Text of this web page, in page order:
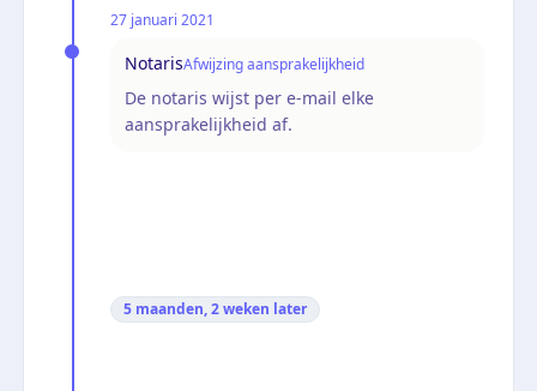
27 januari 2021
NotarisAfwijzing aansprakelijkheid
De notaris wijst per e-mail elke
aansprakelijkheid af.
5 maanden, 2 weken later